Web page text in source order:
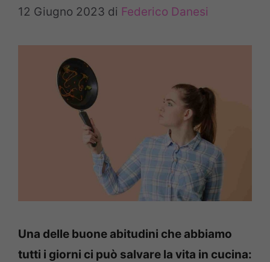
12 Giugno 2023 di Federico Danesi
Una delle buone abitudini che abbiamo
tutti i giorni ci può salvare la vita in cucina: